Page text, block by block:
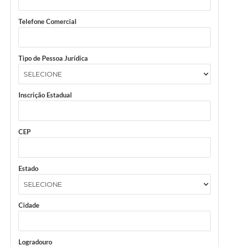
Telefone Comercial
Tipo de Pessoa Jurídica
Inscrição Estadual
CEP
Estado
Cidade
Logradouro